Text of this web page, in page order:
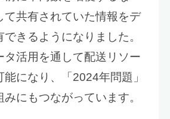
て共有されていた情報をデ
きるようになりました。
タ活用を通して配送リソー
能になり、「2024年問題」
にもつながっています。